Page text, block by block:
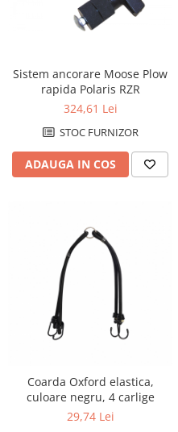
Sistem ancorare Moose Plow
rapida Polaris RZR
324,61 Lei
STOC FURNIZOR
ADAUGA IN COS
Coarda Oxford elastica,
culoare negru, 4 carlige
29,74 Lei